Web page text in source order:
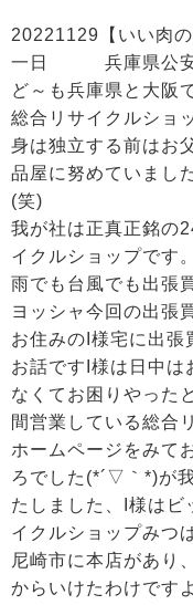
20221129【いい
一日 兵庫県公安
ど～も兵庫県と大阪
総合リサイクルショ
身は独立する前はお
品屋に努めていまし
(笑)
我が社は正真正銘の
イクルショップです。
雨でも台風でも出張
ヨッシャ今回の出張
お住みのI様宅に出張
お話ですI様は日中は
なくてお困りやった
間営業している総合
ホームページをみて
ろでした(*´▽｀*)が
たしました、I様はビ
イクルショップみつ
尼崎市に本店があり
からいけたわけです